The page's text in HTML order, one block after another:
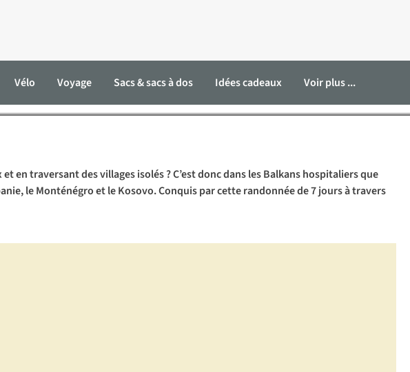
Vélo Voyage Sacs & sacs à dos Idées cadeaux Voir plus ...
en Europe de l’Est
en traversant des villages isolés ? C’est donc dans les Balkans hospitaliers que
le Monténégro et le Kosovo. Conquis par cette randonnée de 7 jours à travers